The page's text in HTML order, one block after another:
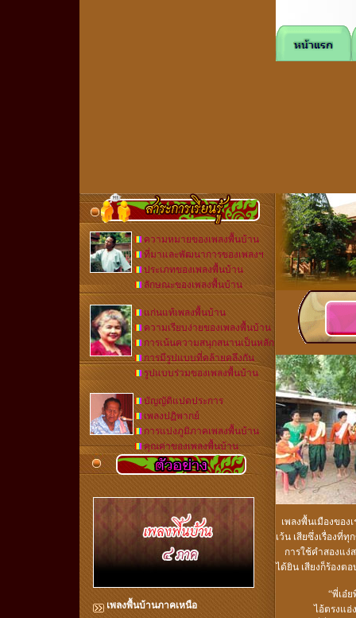
ความหมายของเพลงพื้นบ้าน
ที่มาและพัฒนาการของเพลงฯ
ประเภทของเพลงพื้นบ้าน
ลักษณะของเพลงพื้นบ้าน
แก่นแท้เพลงพื้นบ้าน
ความเรียบง่ายของเพลงพื้นบ้าน
การเน้นความสนุกสนานเป็นหลัก
การมีรูปแบบที่คล้ายคลึงกัน
รูปแบบร่วมของเพลงพื้นบ้าน
บัญญัติแปดประการ
เพลงปฏิพากย์
การแบ่งภูมิภาคเพลงพื้นบ้าน
คุณค่าของเพลงพื้นบ้าน
เพลงพื้นบ้านภาคเหนือ
เพลงพื้นเมืองของ
เว้น เสียซึ่งเรื่องที่ทุ
การใช้คำสองแง่
ได้ยิน เสียงก็ร้องต
“พี่เอ๋ย
ไอ้ตรงแอ่